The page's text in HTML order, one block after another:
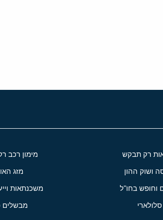
רק תבקש מימון רכב
ושוק ההון מזג
וחופש בחו"ל משכנתאות
סלולארי מבשלים